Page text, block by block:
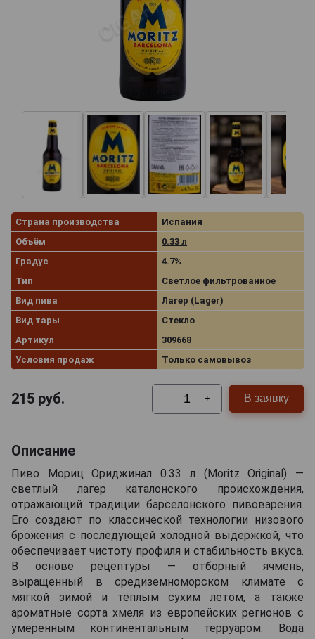
Страна производства
Испания
Объём
0.33 л
Градус
4.7%
Тип
Светлое фильтрованное
Вид пива
Лагер (Lager)
Вид тары
Стекло
Артикул
309668
Условия продаж
Только самовывоз
215 руб. - + В заявку
Описание
Пиво Мориц Ориджинал 0.33 л (Moritz Original) —
светлый лагер каталонского происхождения,
отражающий традиции барселонского пивоварения.
Его создают по классической технологии низового
брожения с последующей холодной выдержкой, что
обеспечивает чистоту профиля и стабильность вкуса.
В основе рецептуры — отборный ячмень,
выращенный в средиземноморском климате с
мягкой зимой и тёплым сухим летом, а также
ароматные сорта хмеля из европейских регионов с
умеренным континентальным терруаром. Вода